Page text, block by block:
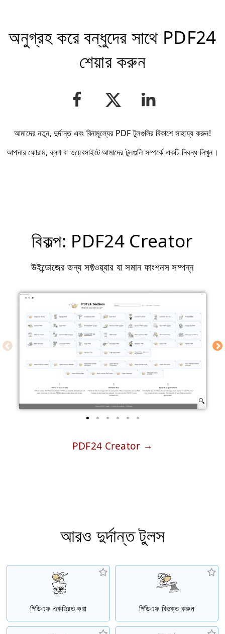
অনুগ্রহ করে বন্ধুদের সাথে PDF24
শেয়ার করুন
আমাদের নতুন, দুর্দান্ত এবং বিনামূল্যের PDF টুলগুলির বিকাশে সাহায্য করুন!
আপনার ফোরাম, ব্লগ বা ওয়েবসাইটে আমাদের টুলগুলি সম্পর্কে একটি নিবন্ধ লিখুন।
বিকল্প: PDF24 Creator
উইন্ডোজের জন্য সফ্টওয়্যার যা সমান ফাংশনস সম্পন্ন
PDF24 Creator
আরও দুর্দান্ত টুলস
পিডিএফ একত্রিত করা পিডিএফ বিভক্ত করুন